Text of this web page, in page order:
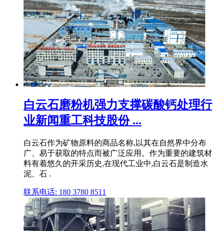
白云石磨粉机强力支撑碳酸钙处理行
业新闻重工科技股份 ...
白云石作为矿物原料的商品名称,以其在自然界中分布
广、易于获取的特点而被广泛应用。作为重要的建筑材
料有着悠久的开采历史,在现代工业中,白云石是制造水
泥、石 .
联系电话: 180 3780 8511